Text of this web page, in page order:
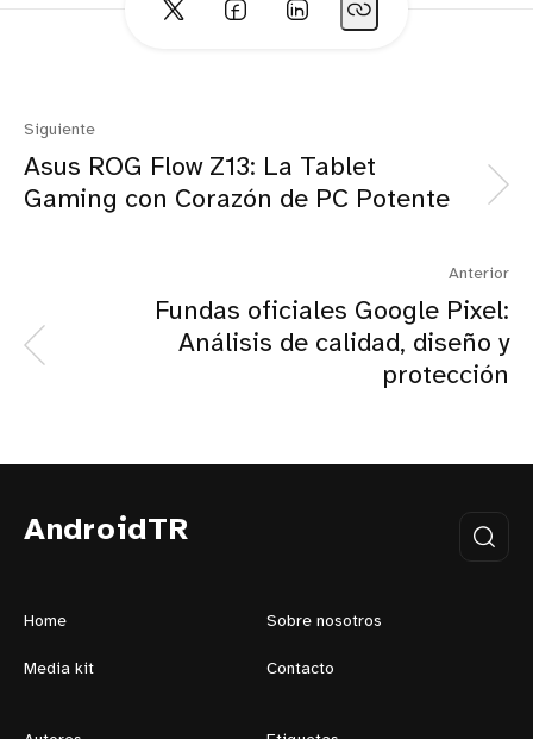
Siguiente
Asus ROG Flow Z13: La Tablet
Gaming con Corazón de PC Potente
Anterior
Fundas oficiales Google Pixel:
Análisis de calidad, diseño y
protección
AndroidTR
Home Sobre nosotros
Media kit Contacto